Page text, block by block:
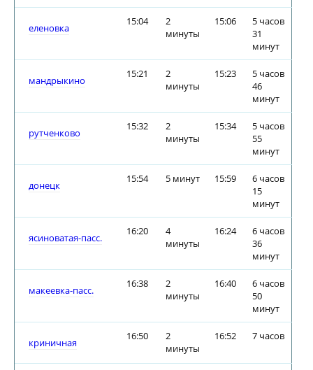
еленовка
15:04
2
минуты
15:06
5 часов
31
минут
мандрыкино
15:21
2
минуты
15:23
5 часов
46
минут
рутченково
15:32
2
минуты
15:34
5 часов
55
минут
донецк
15:54 5 минут 15:59
6 часов
15
минут
ясиноватая-пасс.
16:20
4
минуты
16:24
6 часов
36
минут
макеевка-пасс.
16:38
2
минуты
16:40
6 часов
50
минут
криничная
16:50
2
минуты
16:52 7 часов